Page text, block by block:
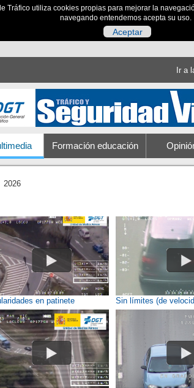
Tráfico utiliza cookies propias para mejorar la
navegando entendemos acepta su uso.
Aceptar
Ir a
Formación educación
2026
en patinete Sin límites (de